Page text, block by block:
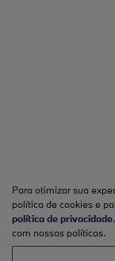
Para otimizar sua
política de cookies e
política de privacidade
com nossas políticas.